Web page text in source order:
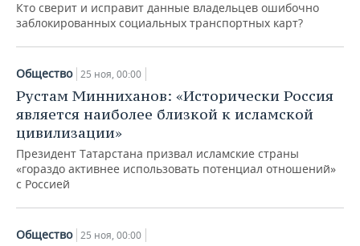
Кто сверит и исправит данные владельцев ошибочно
заблокированных социальных транспортных карт?
Общество 25 ноя, 00:00
Рустам Минниханов: «Исторически Россия
является наиболее близкой к исламской
цивилизации»
Президент Татарстана призвал исламские страны
«гораздо активнее использовать потенциал отношений»
с Россией
Общество 25 ноя, 00:00